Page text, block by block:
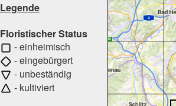
Legende
Floristischer Status
- einheimisch
- eingebürgert
- unbeständig
- kultiviert